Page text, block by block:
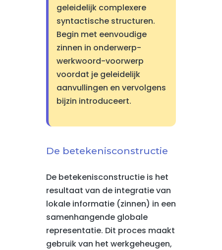
geleidelijk complexere
syntactische structuren.
Begin met eenvoudige
zinnen in onderwerp-
werkwoord-voorwerp
voordat je geleidelijk
aanvullingen en vervolgens
bijzin introduceert.
De betekenisconstructie
De betekenisconstructie is het
resultaat van de integratie van
lokale informatie (zinnen) in een
samenhangende globale
representatie. Dit proces maakt
gebruik van het werkgeheugen,